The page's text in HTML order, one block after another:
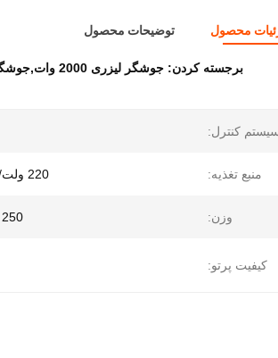
محصول توضیحات محصول
برجسته کردن: جوشگر لیزری 2000 وات,جوشگر لیزری دستی فلزی,جوشگر ليزري دستي 1500 وات
کنترل:
منبع تغذیه: 220 ولت/50 هرتز
وزن: 250 کیلوگرم
کیفیت پرتو: